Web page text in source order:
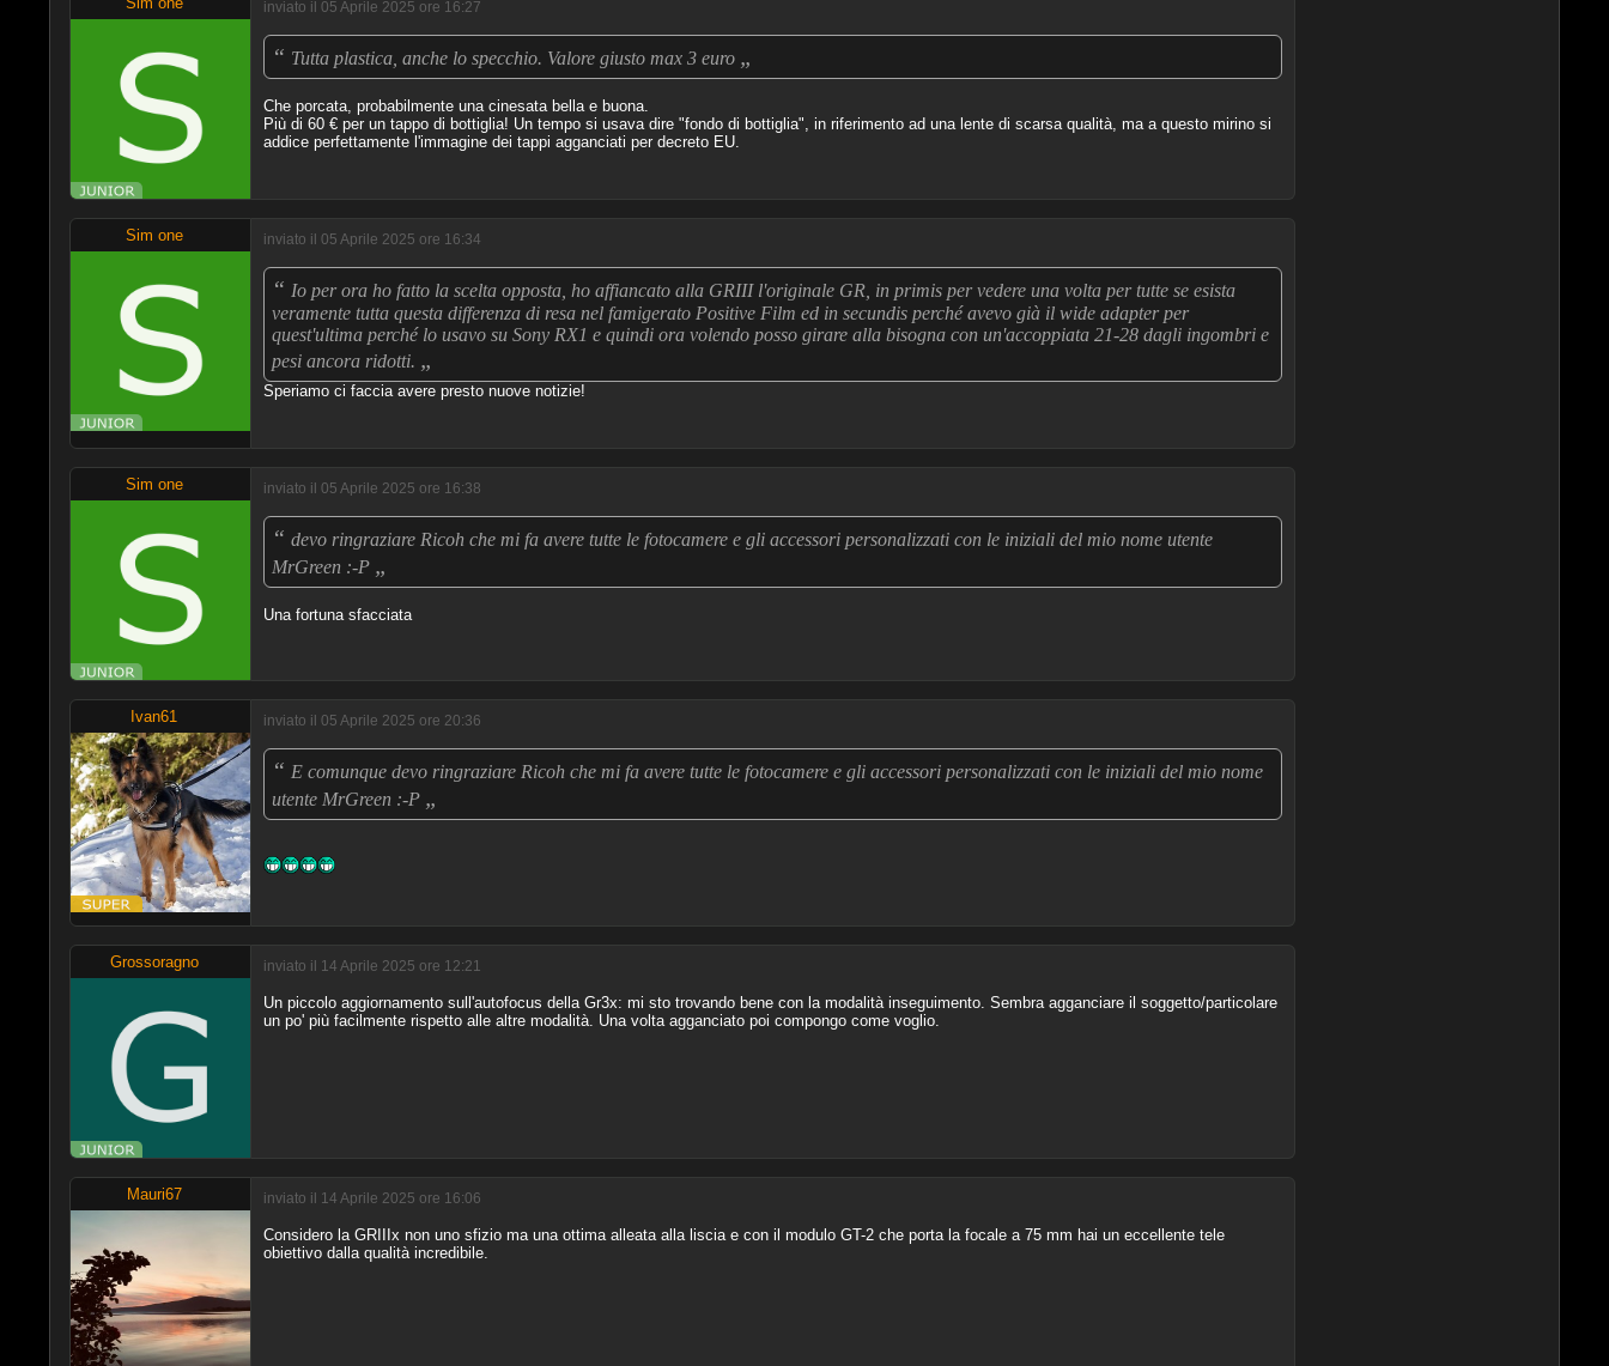
inviato il 05 Aprile 2025 ore 16:27
“ Tutta plastica, anche lo specchio. Valore giusto max 3 euro „
Che porcata, probabilmente una cinesata bella e buona.
Più di 60 € per un tappo di bottiglia! Un tempo si usava dire "fondo di bottiglia", in riferimento ad una lente di scarsa qualità, ma a questo mirino si
addice perfettamente l'immagine dei tappi agganciati per decreto EU.
Sim one inviato il 05 Aprile 2025 ore 16:34
“ Io per ora ho fatto la scelta opposta, ho affiancato alla GRIII l'originale GR, in primis per vedere una volta per tutte se esista
veramente tutta questa differenza di resa nel famigerato Positive Film ed in secundis perché avevo già il wide adapter per
quest'ultima perché lo usavo su Sony RX1 e quindi ora volendo posso girare alla bisogna con un'accoppiata 21-28 dagli ingombri e
pesi ancora ridotti. „
Speriamo ci faccia avere presto nuove notizie!
Sim one inviato il 05 Aprile 2025 ore 16:38
“ devo ringraziare Ricoh che mi fa avere tutte le fotocamere e gli accessori personalizzati con le iniziali del mio nome utente
MrGreen :-P „
Una fortuna sfacciata
Ivan61 inviato il 05 Aprile 2025 ore 20:36
“ E comunque devo ringraziare Ricoh che mi fa avere tutte le fotocamere e gli accessori personalizzati con le iniziali del mio nome
utente MrGreen :-P „
Grossoragno inviato il 14 Aprile 2025 ore 12:21
Un piccolo aggiornamento sull'autofocus della Gr3x: mi sto trovando bene con la modalità inseguimento. Sembra agganciare il soggetto/particolare
un po' più facilmente rispetto alle altre modalità. Una volta agganciato poi compongo come voglio.
Mauri67 inviato il 14 Aprile 2025 ore 16:06
Considero la GRIIIx non uno sfizio ma una ottima alleata alla liscia e con il modulo GT-2 che porta la focale a 75 mm hai un eccellente tele
obiettivo dalla qualità incredibile.